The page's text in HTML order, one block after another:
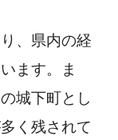
、県内の経
ます。ま
城下町とし
く残されて